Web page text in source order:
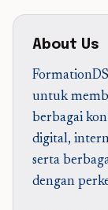
About Us
untuk
berbagai
digital,
serta
dengan